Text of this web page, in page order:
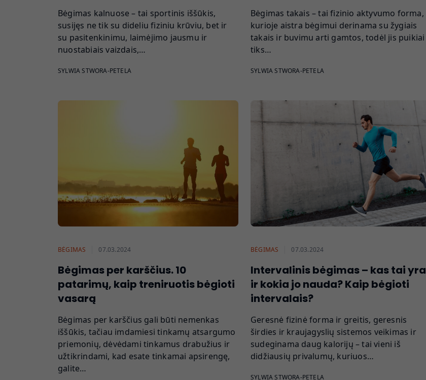
Bėgimas kalnuose – tai sportinis iššūkis,
susijęs ne tik su dideliu fiziniu krūviu, bet ir
su pasitenkinimu, laimėjimo jausmu ir
nuostabiais vaizdais,…
SYLWIA STWORA-PETELA
Bėgimas takais – tai fizinio aktyvumo forma,
kurioje aistra bėgimui derinama su žygiais
takais ir buvimu arti gamtos, todėl jis puikiai
tiks…
SYLWIA STWORA-PETELA
BĖGIMAS 07.03.2024
Bėgimas per karščius. 10
patarimų, kaip treniruotis bėgioti
vasarą
Bėgimas per karščius gali būti nemenkas
iššūkis, tačiau imdamiesi tinkamų atsargumo
priemonių, dėvėdami tinkamus drabužius ir
užtikrindami, kad esate tinkamai apsirengę,
galite…
BĖGIMAS 07.03.2024
Intervalinis bėgimas – kas tai yra
ir kokia jo nauda? Kaip bėgioti
intervalais?
Geresnė fizinė forma ir greitis, geresnis
širdies ir kraujagyslių sistemos veikimas ir
sudeginama daug kalorijų – tai vieni iš
didžiausių privalumų, kuriuos…
SYLWIA STWORA-PETELA